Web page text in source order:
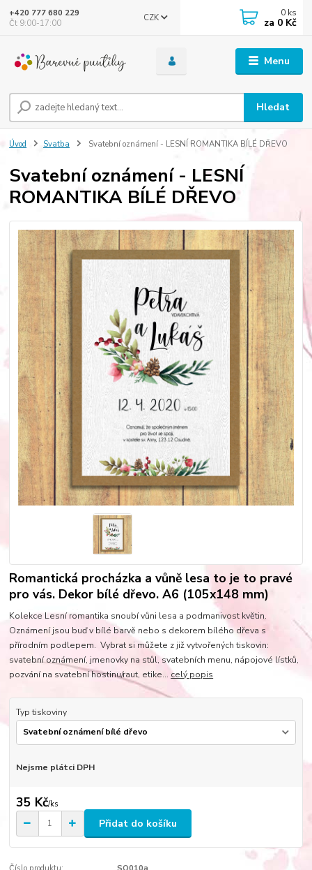
Menu
CZK
Hledat
+420 777 680 229
Čt 9:00-17:00
0 ks
za 0 Kč
Úvod Svatba Svatební oznámení - LESNÍ ROMANTIKA BÍLÉ DŘEVO
Svatební oznámení - LESNÍ
ROMANTIKA BÍLÉ DŘEVO
Romantická procházka a vůně lesa to je to pravé
pro vás. Dekor bílé dřevo. A6 (105x148 mm)
Kolekce Lesní romantika snoubí vůni lesa a podmanivost květin.
Oznámení jsou buď v bílé barvě nebo s dekorem bílého dřeva s
přírodním podlepem. Vybrat si můžete z již vytvořených tiskovin:
svatební oznámení, jmenovky na stůl, svatebních menu, nápojové lístků,
pozvání na svatební hostinu/raut, etike... celý popis
Typ tiskoviny
Nejsme plátci DPH
35 Kč/ks
Přidat do košíku